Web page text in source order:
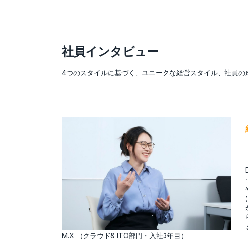
社員インタビュー
4つのスタイルに基づく、ユニークな経営スタイル、社員
M.X （クラウド& ITO部門・入社3年目）